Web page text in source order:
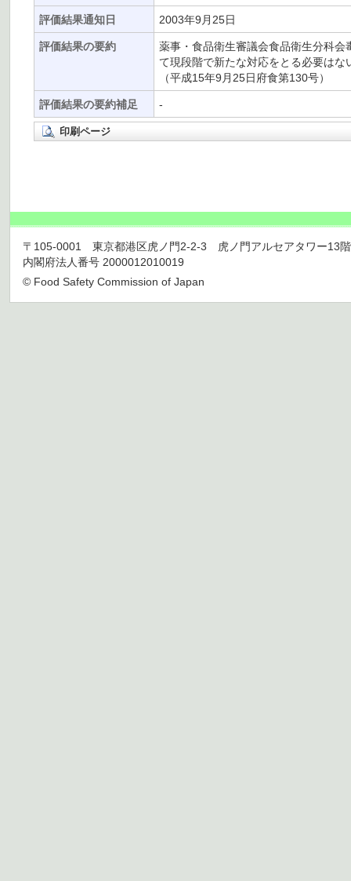
評価結果通知日 2003年9月25日
評価結果の要約
薬事・食品衛生審議会食品衛生分科
て現段階で新たな対応をとる必要は
（平成15年9月25日府食第130号）
評価結果の要約補足 -
印刷ページ
〒105-0001 東京都港区虎ノ門2-2-3 虎ノ門アルセアタワー13
内閣府法人番号 2000012010019
© Food Safety Commission of Japan